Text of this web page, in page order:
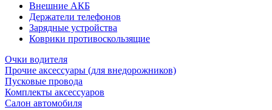
Внешние АКБ
Держатели телефонов
Зарядные устройства
Коврики противоскользящие
Очки водителя
Прочие аксессуары (для внедорожников)
Пусковые провода
Комплекты аксессуаров
Салон автомобиля